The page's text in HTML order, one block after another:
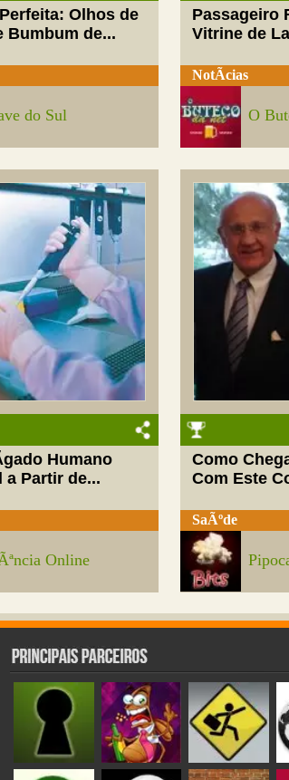
Olhos de
Bumbum de...
do Sul
Passageiro
Vitrine de
NotÃ­cias
O
Humano
a Partir de...
Online
Como
Com Este
SaÃºde